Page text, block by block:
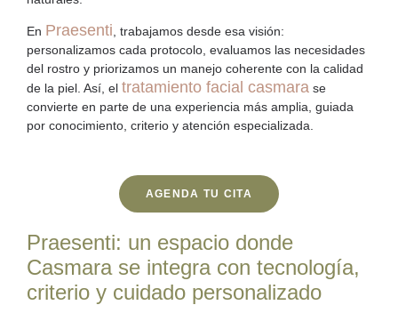
En Praesenti , trabajamos desde esa visión:
personalizamos cada protocolo, evaluamos las necesidades
del rostro y priorizamos un manejo coherente con la calidad
de la piel. Así, el tratamiento facial casmara se
convierte en parte de una experiencia más amplia, guiada
por conocimiento, criterio y atención especializada.
AGENDA TU CITA
Praesenti: un espacio donde
Casmara se integra con tecnología,
criterio y cuidado personalizado